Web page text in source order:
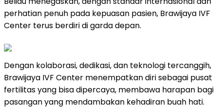
perhatian penuh pada kepuasan pasien, Brawijaya IVF
Center terus berdiri di garda depan.
Dengan kolaborasi, dedikasi, dan teknologi tercanggih,
Brawijaya IVF Center menempatkan diri sebagai pusat
fertilitas yang bisa dipercaya, membawa harapan bagi
pasangan yang mendambakan kehadiran buah hati.